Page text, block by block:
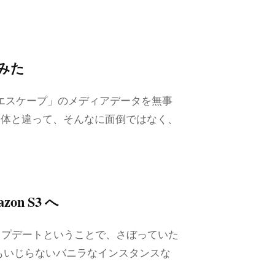
た
スケープ」のメディアデータを無事
と違って、そんなに面倒ではなく、
S3 へ
デートということで、さぼっていた
じらないバニラなインスタンスな